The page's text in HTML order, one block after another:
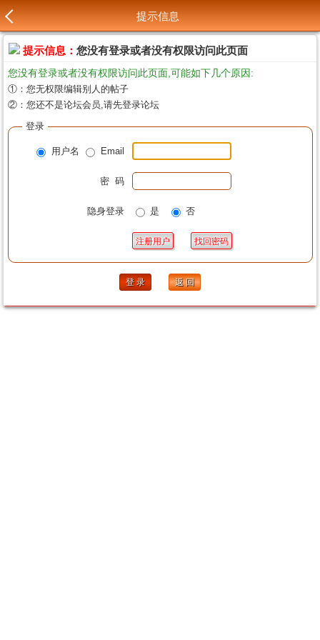
提示信息
提示信息： 您没有登录或者没有权限访问此页面
您没有登录或者没有权限访问此页面,可能如下几个原因:
①：您无权限编辑别人的帖子
②：您还不是论坛会员,请先登录论坛
登录
用户名 Email
密 码
隐身登录 是 否